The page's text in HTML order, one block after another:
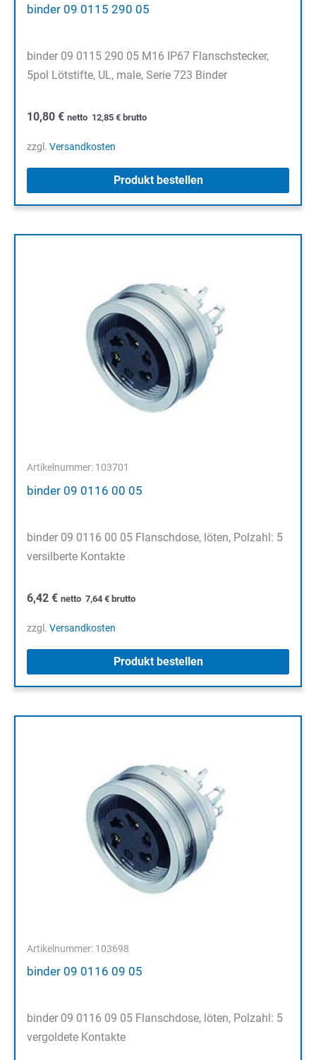
binder 09 0115 290 05
binder 09 0115 290 05 M16 IP67 Flanschstecker,
5pol Lötstifte, UL, male, Serie 723 Binder
10,80 € netto 12,85 € brutto
zzgl. Versandkosten
Produkt bestellen
Artikelnummer: 103701
binder 09 0116 00 05
binder 09 0116 00 05 Flanschdose, löten, Polzahl: 5
versilberte Kontakte
6,42 € netto 7,64 € brutto
zzgl. Versandkosten
Produkt bestellen
Artikelnummer: 103698
binder 09 0116 09 05
binder 09 0116 09 05 Flanschdose, löten, Polzahl: 5
vergoldete Kontakte